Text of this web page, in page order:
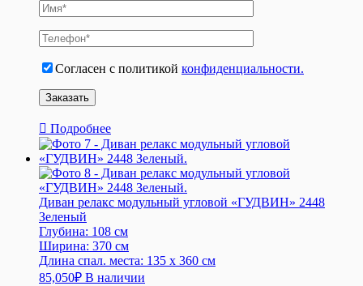
Согласен с политикой конфиденциальности.
Подробнее
Диван релакс модульный угловой «ГУДВИН» 2448
Зеленый
Глубина: 108 см
Ширина: 370 см
Длина спал. места: 135 x 360 см
85,050₽ В наличии